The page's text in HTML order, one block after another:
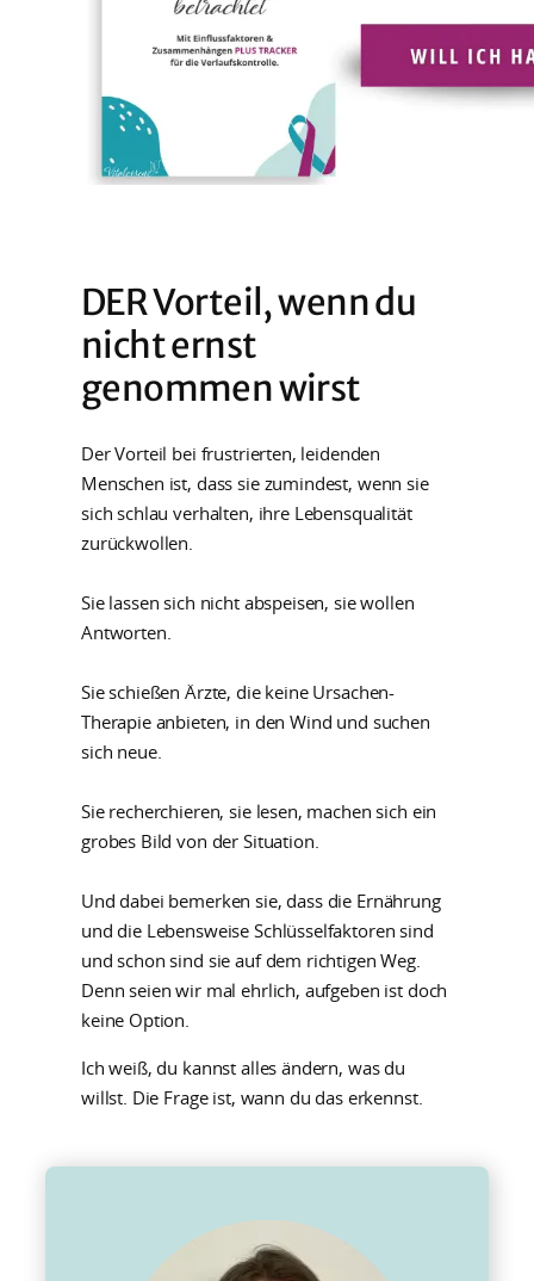
DER Vorteil, wenn du
nicht ernst
genommen wirst
Der Vorteil bei frustrierten, leidenden
Menschen ist, dass sie zumindest, wenn sie
sich schlau verhalten, ihre Lebensqualität
zurückwollen.
Sie lassen sich nicht abspeisen, sie wollen
Antworten.
Sie schießen Ärzte, die keine Ursachen-
Therapie anbieten, in den Wind und suchen
sich neue.
Sie recherchieren, sie lesen, machen sich ein
grobes Bild von der Situation.
Und dabei bemerken sie, dass die Ernährung
und die Lebensweise Schlüsselfaktoren sind
und schon sind sie auf dem richtigen Weg.
Denn seien wir mal ehrlich, aufgeben ist doch
keine Option.
Ich weiß, du kannst alles ändern, was du
willst. Die Frage ist, wann du das erkennst.